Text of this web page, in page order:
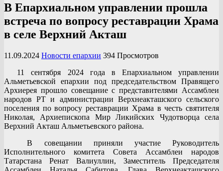
В Епархиальном управлении прошла
встреча по вопросу реставрации Храма
в селе Верхний Акташ
11.09.2024 Новости епархии 394 Просмотров
11 сентября 2024 года в Епархиальном управлении
Альметьевской епархии под председательством Правящего
Архиерея прошло совещание с представителями Ассамблеи
народов РТ и администрации Верхнеакташского сельского
поселения по вопросу реставрации Храма в честь святителя
Николая, Архиепископа Мир Ликийских Чудотворца села
Верхний Акташ Альметьевского района.
В совещании приняли участие Руководитель
Исполнительного комитета Совета Ассамблеи народов
Татарстана Ренат Валиуллин, Заместитель Председателя